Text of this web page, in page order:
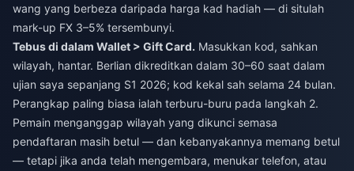
wang yang berbeza daripada harga kad hadiah — di situlah
mark-up FX 3–5% tersembunyi.
Tebus di dalam Wallet > Gift Card. Masukkan kod, sahkan
wilayah, hantar. Berlian dikreditkan dalam 30–60 saat dalam
ujian saya sepanjang S1 2026; kod kekal sah selama 24 bulan.
Perangkap paling biasa ialah terburu-buru pada langkah 2.
Pemain menganggap wilayah yang dikunci semasa
pendaftaran masih betul — dan kebanyakannya memang betul
— tetapi jika anda telah mengembara, menukar telefon, atau